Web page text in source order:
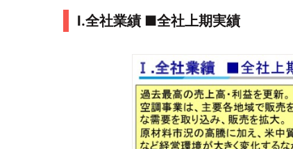
Ⅰ.全社業績 ■全社上期実績